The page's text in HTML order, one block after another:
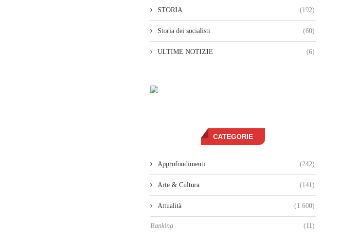
STORIA (192)
Storia dei socialisti (60)
ULTIME NOTIZIE (6)
CATEGORIE
Approfondimenti (242)
Arte & Cultura (141)
Attualità (1.600)
Banking (11)